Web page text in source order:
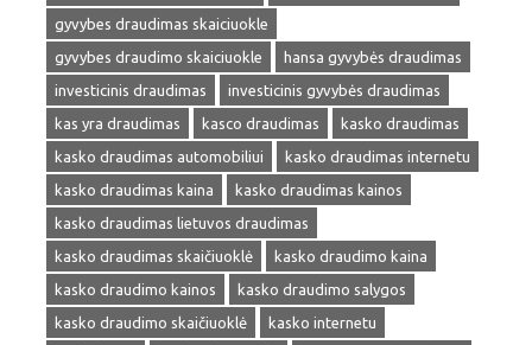
gyvybes draudimas skaiciuokle
gyvybes draudimo skaiciuokle
hansa gyvybės draudimas
investicinis draudimas
investicinis gyvybės draudimas
kas yra draudimas
kasco draudimas
kasko draudimas
kasko draudimas automobiliui
kasko draudimas internetu
kasko draudimas kaina
kasko draudimas kainos
kasko draudimas lietuvos draudimas
kasko draudimas skaičiuoklė
kasko draudimo kaina
kasko draudimo kainos
kasko draudimo salygos
kasko draudimo skaičiuoklė
kasko internetu